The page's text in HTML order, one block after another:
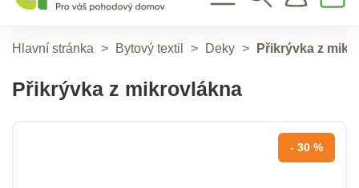
Hlavní stránka > Bytový textil > Deky > Přikrývka z
Přikrývka z mikrovlákna
- 30 %